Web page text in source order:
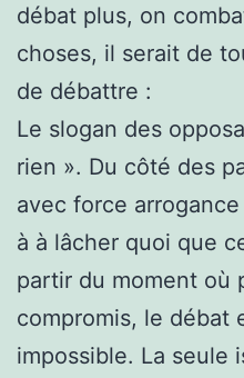
débat plus, on
choses, il serait de
de débattre :
Le slogan des
rien ». Du côté des
avec force arrogance
à à lâcher quoi que
partir du moment où
compromis, le débat
impossible. La seule